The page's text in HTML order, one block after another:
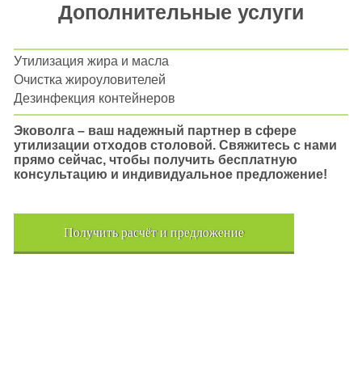
Дополнительные услуги
Утилизация жира и масла
Очистка жироуловителей
Дезинфекция контейнеров
Эковолга – ваш надежный партнер в сфере
утилизации отходов столовой. Свяжитесь с нами
прямо сейчас, чтобы получить бесплатную
консультацию и индивидуальное предложение!
Получить расчёт и предложение